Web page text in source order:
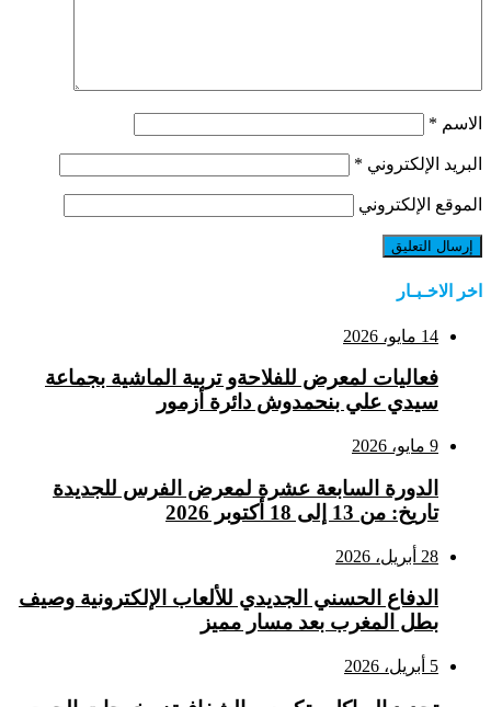
الاسم *
البريد الإلكتروني *
الموقع الإلكتروني
اخر الاخـبـار
14 مايو، 2026
فعاليات لمعرض للفلاحةو تربية الماشية بجماعة
سيدي علي بنحمدوش دائرة أزمور
9 مايو، 2026
الدورة السابعة عشرة لمعرض الفرس للجديدة
تاريخ: من 13 إلى 18 أكتوبر 2026
28 أبريل، 2026
الدفاع الحسني الجديدي للألعاب الإلكترونية وصيف
بطل المغرب بعد مسار مميز
5 أبريل، 2026